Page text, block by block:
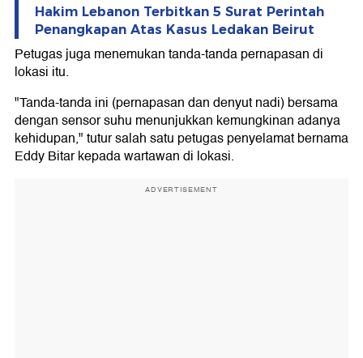
Hakim Lebanon Terbitkan 5 Surat Perintah
Penangkapan Atas Kasus Ledakan Beirut
Petugas juga menemukan tanda-tanda pernapasan di
lokasi itu.
"Tanda-tanda ini (pernapasan dan denyut nadi) bersama
dengan sensor suhu menunjukkan kemungkinan adanya
kehidupan," tutur salah satu petugas penyelamat bernama
Eddy Bitar kepada wartawan di lokasi.
ADVERTISEMENT